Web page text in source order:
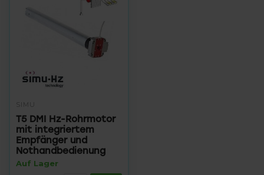
SIMU
T5 DMI Hz-Rohrmotor
mit integriertem
Empfänger und
Nothandbedienung
Auf Lager